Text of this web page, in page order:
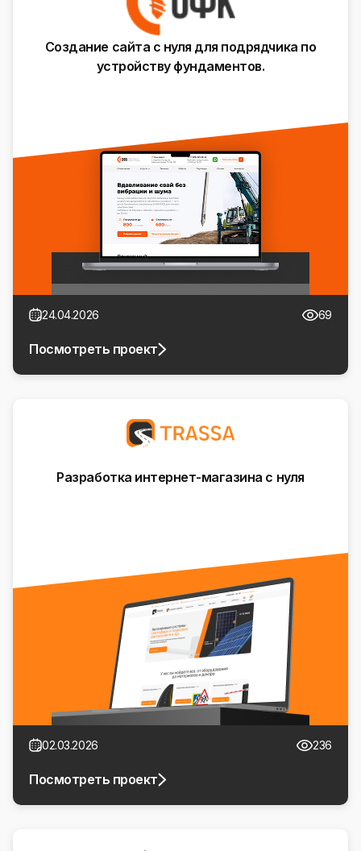
Создание сайта с нуля для подрядчика по
устройству фундаментов.
24.04.2026 69
Посмотреть проект
Разработка интернет-магазина с нуля
02.03.2026 236
Посмотреть проект